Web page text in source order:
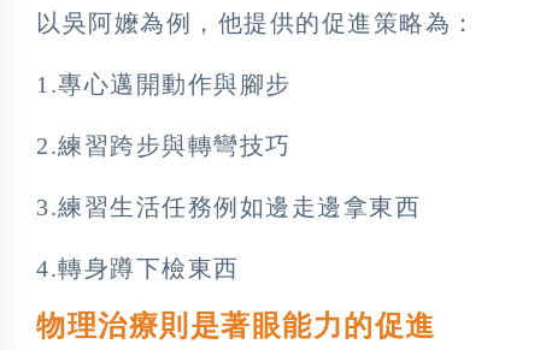
以吳阿嬤為例，他提供的促進策略為：
1.專心邁開動作與腳步
2.練習跨步與轉彎技巧
3.練習生活任務例如邊走邊拿東西
4.轉身蹲下檢東西
物理治療則是著眼能力的促進